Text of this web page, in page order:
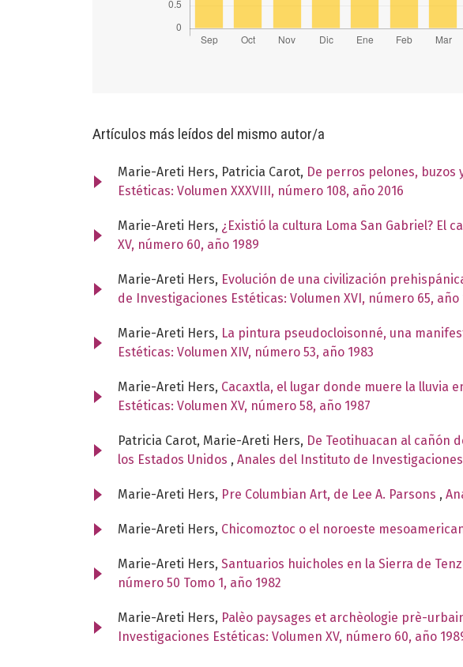
Artículos más leídos del mismo autor/a
Marie-Areti Hers, Patricia Carot, De perros pelones,
Estéticas: Volumen XXXVIII, número 108, año 2016
Marie-Areti Hers, ¿Existió la cultura Loma San Gabriel? El
XV, número 60, año 1989
Marie-Areti Hers, Evolución de una civilización
de Investigaciones Estéticas: Volumen XVI, número 65, año
Marie-Areti Hers, La pintura pseudocloisonné, una
Estéticas: Volumen XIV, número 53, año 1983
Marie-Areti Hers, Cacaxtla, el lugar donde muere la lluvia
Estéticas: Volumen XV, número 58, año 1987
Patricia Carot, Marie-Areti Hers, De Teotihuacan al cañón
los Estados Unidos , Anales del Instituto de Investigaciones
Marie-Areti Hers, Pre Columbian Art, de Lee A. Parsons ,
Marie-Areti Hers, Chicomoztoc o el noroeste
Marie-Areti Hers, Santuarios huicholes en la Sierra de
número 50 Tomo 1, año 1982
Marie-Areti Hers, Palèo paysages et archèologie prè-
Investigaciones Estéticas: Volumen XV, número 60, año